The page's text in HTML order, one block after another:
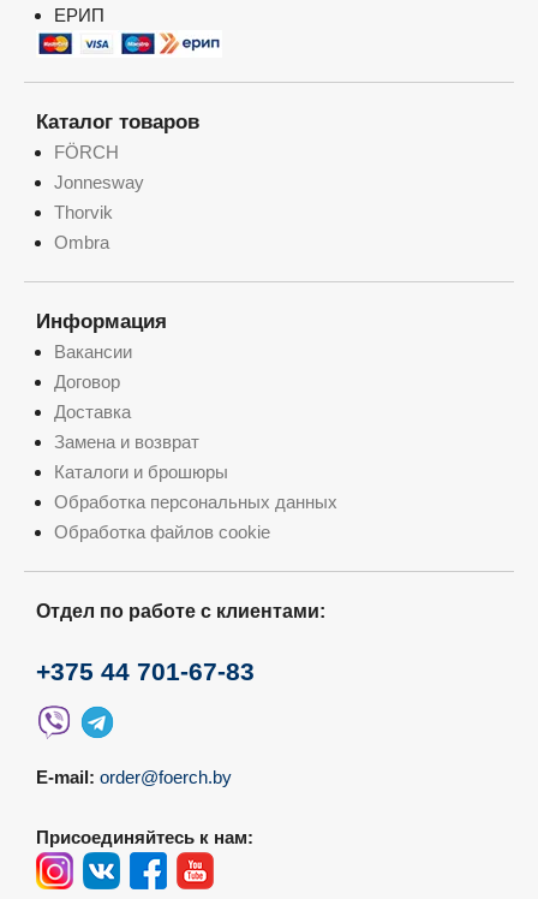
ЕРИП
Каталог товаров
FÖRCH
Jonnesway
Thorvik
Ombra
Информация
Вакансии
Договор
Доставка
Замена и возврат
Каталоги и брошюры
Обработка персональных данных
Обработка файлов cookie
Отдел по работе с клиентами:
+375 44 701-67-83
E-mail: order@foerch.by
Присоединяйтесь к нам: